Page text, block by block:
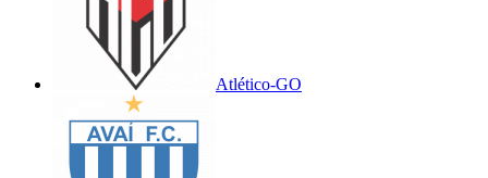
Atlético-GO